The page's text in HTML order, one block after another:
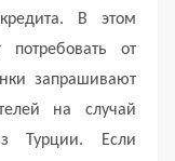
В этом
от
запрашивают
на случай
Турции. Если